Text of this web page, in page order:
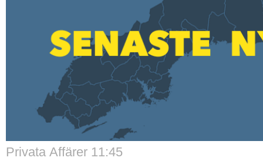
Privata Affärer 11:45